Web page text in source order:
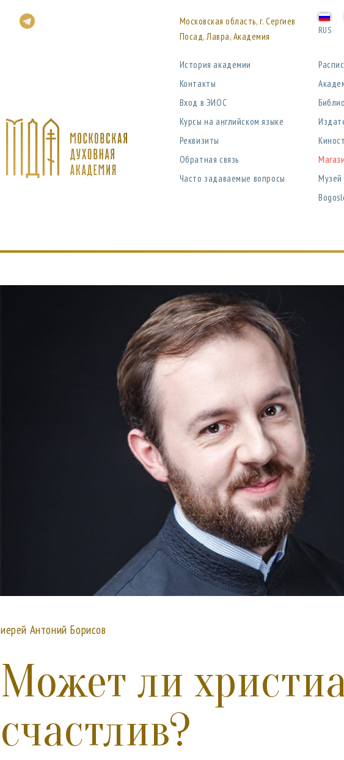
Московская область, г. Сергиев
Посад, Лавра, Академия
RUS
История академии
Контакты
Вход в ЭИОС
Курсы на английском языке
Реквизиты
Обратная связь
Часто задаваемые вопросы
Музей
иерей Антоний Борисов
Может ли
счастлив?